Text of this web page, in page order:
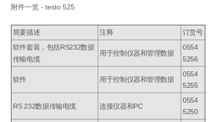
附件一览 - testo 525
简要描述 注释 订货号
软件套装，包括RS232数据
传输电缆
用于控制仪器和管理数据
0554
5256
软件 用于控制仪器和管理数据
0554
5255
RS 232数据传输电缆 连接仪器和PC
0554
5250